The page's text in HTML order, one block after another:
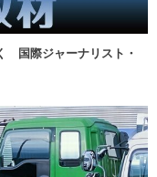
国際ジャーナリスト・